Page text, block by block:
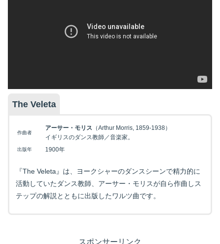
The Veleta
作曲者
アーサー・モリス （Arthur Morris, 1859-1938）
イギリスのダンス教師／音楽家。
出版年 1900年
『The Veleta』は、ヨークシャーのダンスシーンで精力的に
活動していたダンス教師、アーサー・モリスが自ら作曲しス
テップの解説とともに出版したワルツ曲です。
スポンサーリンク